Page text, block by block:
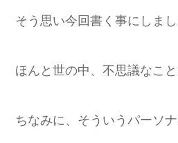
そう思い今回書く事にしまし
ほんと世の中、不思議なこと
ちなみに、そういうパーソ